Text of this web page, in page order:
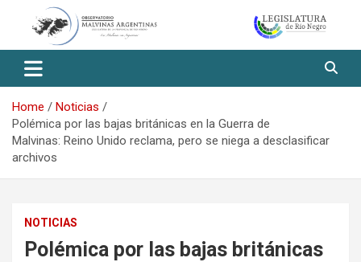
Observatorio Malvinas – Río
Negro
Home
Noticias
Polémica por las bajas británicas en la Guerra de
Malvinas: Reino Unido reclama, pero se niega a desclasificar
archivos
NOTICIAS
Polémica por las bajas británicas